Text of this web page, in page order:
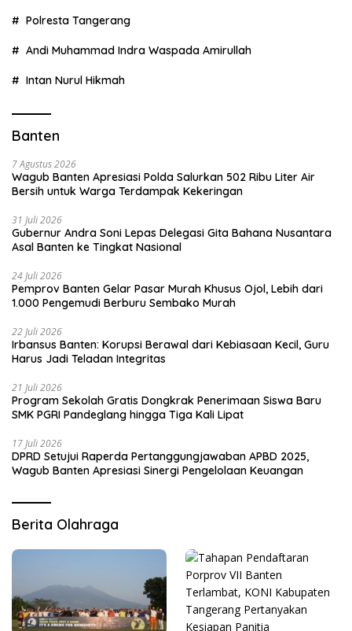
Polresta Tangerang
Andi Muhammad Indra Waspada Amirullah
Intan Nurul Hikmah
Banten
7 Agustus 2026
Wagub Banten Apresiasi Polda Salurkan 502 Ribu Liter Air
Bersih untuk Warga Terdampak Kekeringan
31 Juli 2026
Gubernur Andra Soni Lepas Delegasi Gita Bahana Nusantara
Asal Banten ke Tingkat Nasional
24 Juli 2026
Pemprov Banten Gelar Pasar Murah Khusus Ojol, Lebih dari
1.000 Pengemudi Berburu Sembako Murah
22 Juli 2026
Irbansus Banten: Korupsi Berawal dari Kebiasaan Kecil, Guru
Harus Jadi Teladan Integritas
21 Juli 2026
Program Sekolah Gratis Dongkrak Penerimaan Siswa Baru
SMK PGRI Pandeglang hingga Tiga Kali Lipat
17 Juli 2026
DPRD Setujui Raperda Pertanggungjawaban APBD 2025,
Wagub Banten Apresiasi Sinergi Pengelolaan Keuangan
Berita Olahraga